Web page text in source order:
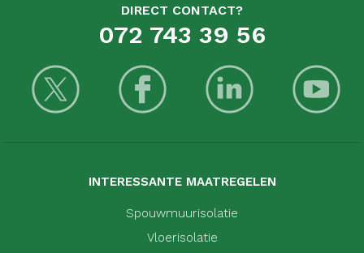
DIRECT CONTACT?
072 743 39 56
INTERESSANTE MAATREGELEN
Spouwmuurisolatie
Vloerisolatie